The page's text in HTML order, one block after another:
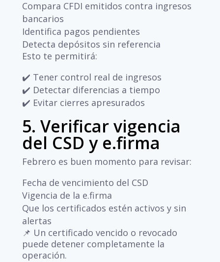
Compara CFDI emitidos contra ingresos
bancarios
Identifica pagos pendientes
Detecta depósitos sin referencia
Esto te permitirá:
✔️ Tener control real de ingresos
✔️ Detectar diferencias a tiempo
✔️ Evitar cierres apresurados
5. Verificar vigencia
del CSD y e.firma
Febrero es buen momento para revisar:
Fecha de vencimiento del CSD
Vigencia de la e.firma
Que los certificados estén activos y sin
alertas
📌 Un certificado vencido o revocado
puede detener completamente la
operación.